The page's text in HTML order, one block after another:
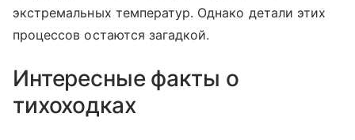
экстремальных температур. Однако детали этих
процессов остаются загадкой.
Интересные факты о
тихоходках